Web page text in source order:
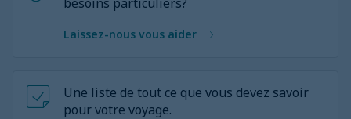
Laissez-nous vous aider
Une liste de tout ce que vous devez savoir
pour votre voyage.